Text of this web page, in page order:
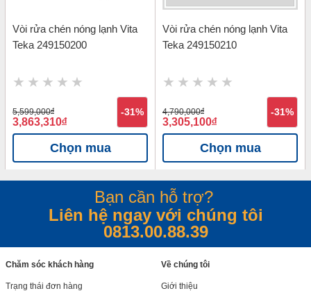
Vòi rửa chén nóng lạnh Vita
Teka 249150200
5,599,000đ
3,863,310đ
-31%
Chọn mua
Vòi rửa chén nóng lạnh Vita
Teka 249150210
4,790,000đ
3,305,100đ
-31%
Chọn mua
Bạn cần hỗ trợ?
Liên hệ ngay với chúng tôi
0813.00.88.39
Chăm sóc khách hàng
Trạng thái đơn hàng
Về chúng tôi
Giới thiệu